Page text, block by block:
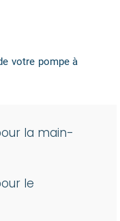
votre pompe à
la main-
le